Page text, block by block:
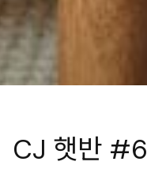
CJ 햇반 #6